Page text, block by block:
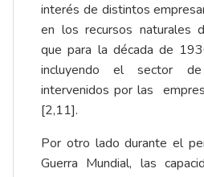
interés de distintos
en los recursos naturales
que para la década de
incluyendo el sector
intervenidos por las
[2,11].
Por otro lado durante el
Guerra Mundial, las